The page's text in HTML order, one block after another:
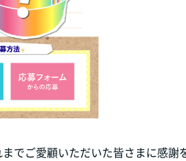
までご愛顧いただいた皆さまに感謝